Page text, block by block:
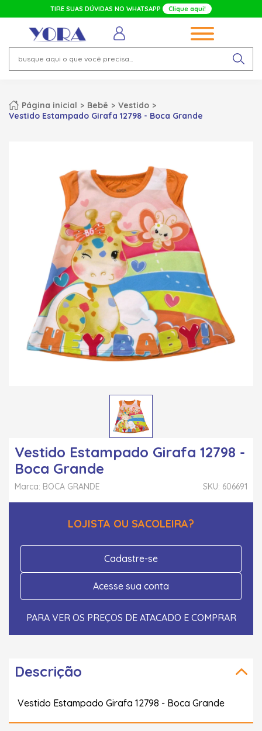
TIRE SUAS DÚVIDAS NO WHATSAPP Clique aqui!
Página inicial Bebê
Vestido
Vestido Estampado Girafa 12798 - Boca Grande
Vestido Estampado Girafa 12798 -
Boca Grande
SKU: 606691
Marca: BOCA GRANDE
LOJISTA OU SACOLEIRA?
Cadastre-se
Acesse sua conta
PARA VER OS PREÇOS DE ATACADO E COMPRAR
Descrição
Vestido Estampado Girafa 12798 - Boca Grande